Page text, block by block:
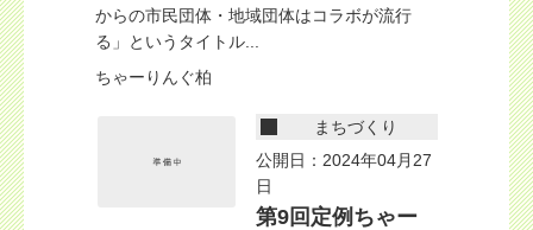
からの市民団体・地域団体はコラボが流行
る」というタイトル...
ちゃーりんぐ柏
まちづくり
公開日：2024年04月27
日
第9回定例ちゃー